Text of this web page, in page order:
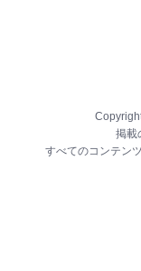
掲載
すべてのコンテン